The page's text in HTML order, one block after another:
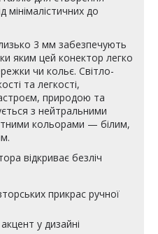
мінімалістичних до
3 мм забезпечують
яким цей конектор легко
чи кольє. Світло-
та легкості,
природою та
з нейтральними
кольорами — білим,
відкриває безліч
прикрас ручної
у дизайні